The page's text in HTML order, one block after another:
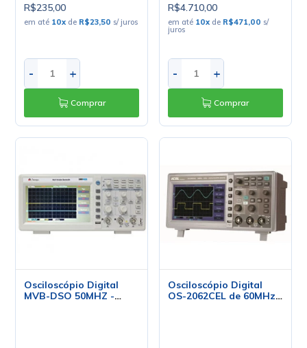
R$235,00
em até 10x de R$23,50 s/ juros
- +
Comprar
R$4.710,00
em até 10x de R$471,00 s/
juros
- +
Comprar
Osciloscópio Digital
MVB-DSO 50MHZ -
Osciloscópio Digital
OS-2062CEL de 60MHz